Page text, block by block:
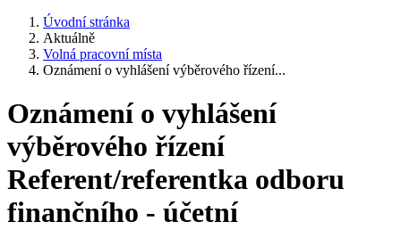
Úvodní stránka
Aktuálně
Volná pracovní místa
Oznámení o vyhlášení výběrového řízení...
Oznámení o vyhlášení
výběrového řízení
Referent/referentka odboru
finančního - účetní